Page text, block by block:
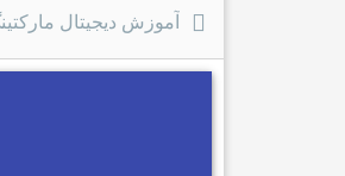
آموزش دیجیتال